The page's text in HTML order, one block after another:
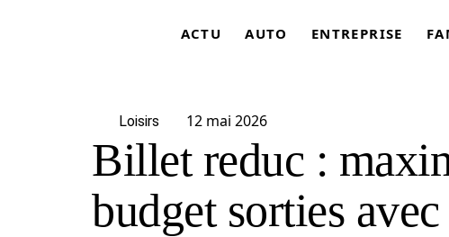
ACTU AUTO ENTREPRISE
Loisirs 12 mai 2026
Billet reduc :
budget sorties